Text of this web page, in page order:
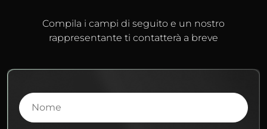
Compila i campi di seguito e un nostro
rappresentante ti contatterà a breve
Nome